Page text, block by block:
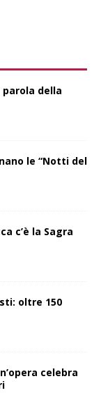
della
le “Notti del
c’è la Sagra
oltre 150
celebra